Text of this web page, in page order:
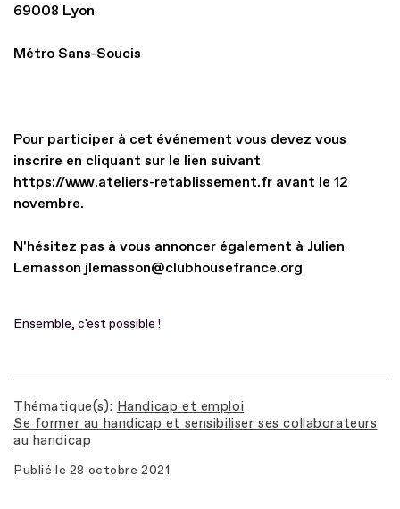
69008 Lyon
Métro Sans-Soucis
Pour participer à cet événement vous devez vous
inscrire en cliquant sur le lien suivant
https://www.ateliers-retablissement.fr avant le 12
novembre.
N'hésitez pas à vous annoncer également à Julien
Lemasson jlemasson@clubhousefrance.org
Ensemble, c'est possible !
Thématique(s) Handicap et emploi
Se former au handicap et sensibiliser ses collaborateurs
au handicap
Publié le 28 octobre 2021